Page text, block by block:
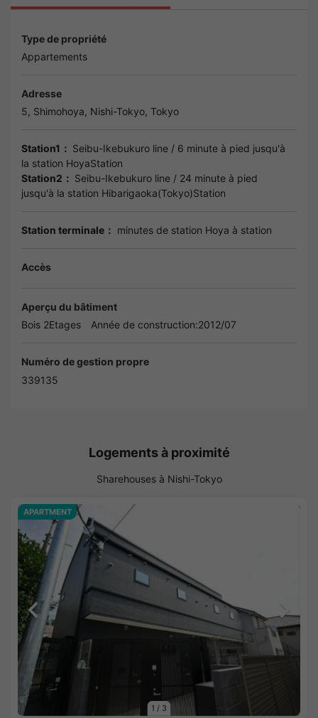
Type de propriété
Appartements
Adresse
5, Shimohoya, Nishi-Tokyo, Tokyo
Station1： Seibu-Ikebukuro line / 6 minute à pied jusqu'à
la station HoyaStation
Station2： Seibu-Ikebukuro line / 24 minute à pied
jusqu'à la station Hibarigaoka(Tokyo)Station
Station terminale： minutes de station Hoya à station
Accès
Aperçu du bâtiment
Bois 2Etages
Année de construction:2012/07
Numéro de gestion propre
339135
Logements à proximité
Sharehouses à Nishi-Tokyo
1 / 3
APARTMENT